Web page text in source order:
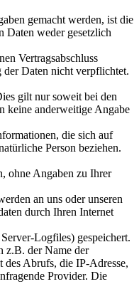
gemacht werden, ist die
Daten weder gesetzlich
Vertragsabschluss
Daten nicht verpflichtet.
gilt nur soweit bei den
keine anderweitige Angabe
die sich auf
Person beziehen.
ohne Angaben zu Ihrer
an uns oder unseren
durch Ihren Internet
Logfiles) gespeichert.
z.B. der Name der
des Abrufs, die IP-Adresse,
Provider. Die